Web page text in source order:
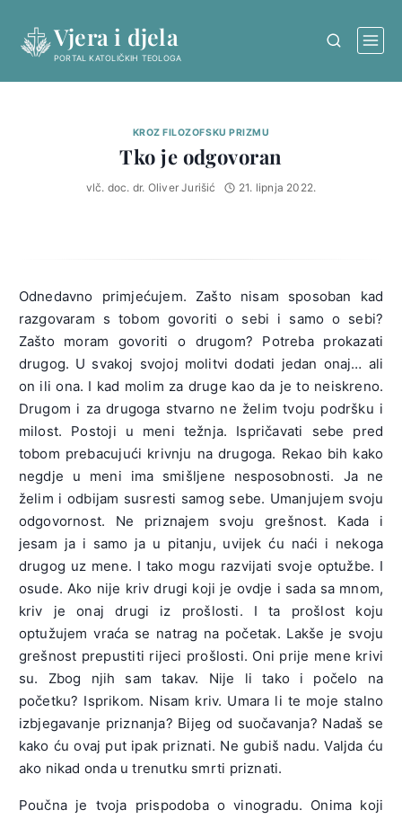
content
Vjera i djela
PORTAL KATOLIČKIH TEOLOGA
KROZ FILOZOFSKU PRIZMU
Tko je odgovoran
vlč. doc. dr. Oliver Jurišić 21. lipnja 2022.
Odnedavno primjećujem. Zašto nisam sposoban kad
razgovaram s tobom govoriti o sebi i samo o sebi?
Zašto moram govoriti o drugom? Potreba prokazati
drugog. U svakoj svojoj molitvi dodati jedan onaj… ali
on ili ona. I kad molim za druge kao da je to neiskreno.
Drugom i za drugoga stvarno ne želim tvoju podršku i
milost. Postoji u meni težnja. Ispričavati sebe pred
tobom prebacujući krivnju na drugoga. Rekao bih kako
negdje u meni ima smišljene nesposobnosti. Ja ne
želim i odbijam susresti samog sebe. Umanjujem svoju
odgovornost. Ne priznajem svoju grešnost. Kada i
jesam ja i samo ja u pitanju, uvijek ću naći i nekoga
drugog uz mene. I tako mogu razvijati svoje optužbe. I
osude. Ako nije kriv drugi koji je ovdje i sada sa mnom,
kriv je onaj drugi iz prošlosti. I ta prošlost koju
optužujem vraća se natrag na početak. Lakše je svoju
grešnost prepustiti rijeci prošlosti. Oni prije mene krivi
su. Zbog njih sam takav. Nije li tako i počelo na
početku? Isprikom. Nisam kriv. Umara li te moje stalno
izbjegavanje priznanja? Bijeg od suočavanja? Nadaš se
kako ću ovaj put ipak priznati. Ne gubiš nadu. Valjda ću
ako nikad onda u trenutku smrti priznati.
Poučna je tvoja prispodoba o vinogradu. Onima koji